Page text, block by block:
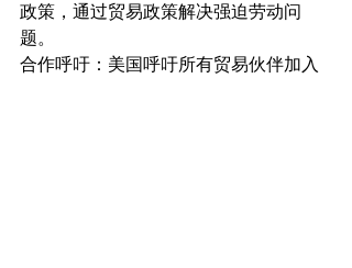
政策，通过贸易政策解决强迫劳动问
题。
合作呼吁：美国呼吁所有贸易伙伴加入